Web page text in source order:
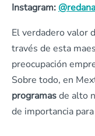
Instagram:
El verdadero valor
través de esta
preocupación
Sobre todo, en
programasde alto
de importancia